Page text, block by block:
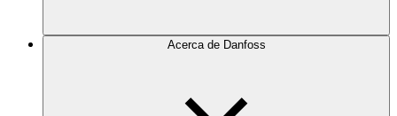
Acerca de Danfoss